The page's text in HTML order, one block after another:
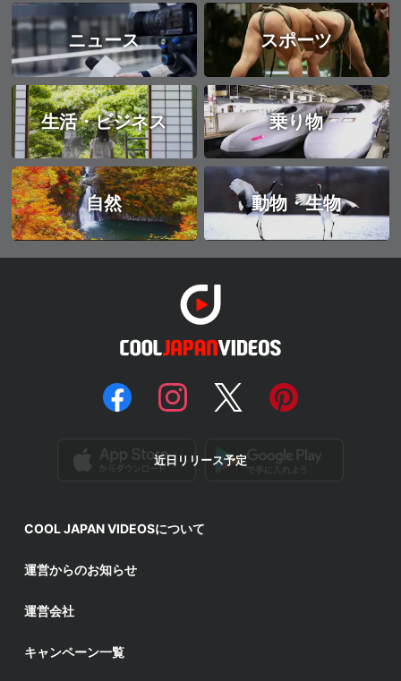
ニュース スポーツ
生活・ビジネス 乗り物
自然 動物・生物
近日リリース予定
COOL JAPAN VIDEOSについて
運営からのお知らせ
運営会社
キャンペーン一覧